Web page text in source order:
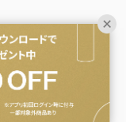
タンプ）